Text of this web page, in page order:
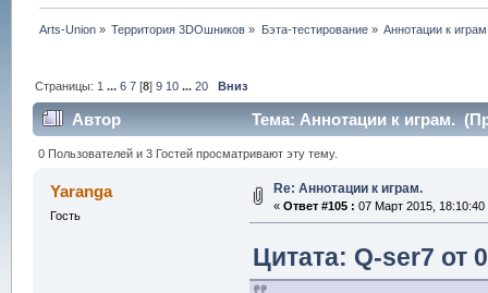
Arts-Union » Территория 3DOшников » Бэта-тестирование» Аннотации к
Страницы: 1 ...6 7 [8]9 10 ...20 Вниз
Автор Тема: Аннотации к играм.
0 Пользователей и 3 Гостей просматривают эту тему.
Yaranga
Гость
Re: Аннотации к играм.
« Ответ #105 : 07 Март 2015, 18:10:40
Цитата: Q-ser7 от